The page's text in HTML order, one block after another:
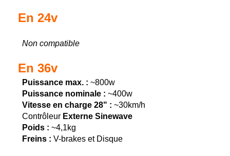
En 24v
Non compatible
En 36v
Puissance max. : ~800w
Puissance nominale : ~400w
Vitesse en charge 28" : ~30km/h
Contrôleur Externe Sinewave
Poids : ~4,1kg
Freins : V-brakes et Disque